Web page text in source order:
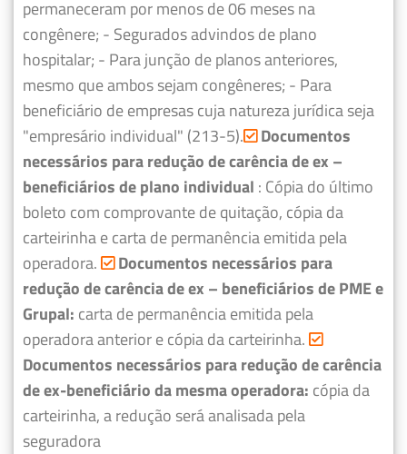
permaneceram por menos de 06 meses na
congênere; - Segurados advindos de plano
hospitalar; - Para junção de planos anteriores,
mesmo que ambos sejam congêneres; - Para
beneficiário de empresas cuja natureza jurídica seja
"empresário individual" (213-5). Documentos
necessários para redução de carência de ex –
beneficiários de plano individual : Cópia do último
boleto com comprovante de quitação, cópia da
carteirinha e carta de permanência emitida pela
operadora.
Documentos necessários para
redução de carência de ex – beneficiários de PME e
Grupal: carta de permanência emitida pela
operadora anterior e cópia da carteirinha.
Documentos necessários para redução de carência
de ex-beneficiário da mesma operadora: cópia da
carteirinha, a redução será analisada pela
seguradora